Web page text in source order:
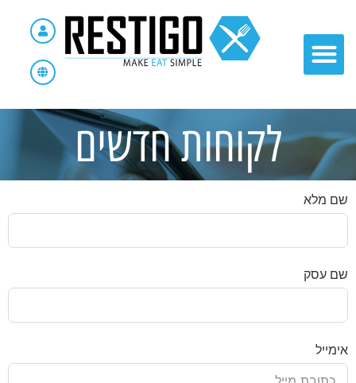
לקוחות חדשים
שם מלא
שם עסק
אימייל